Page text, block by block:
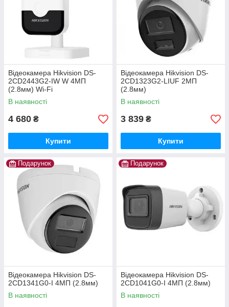
Відеокамера Hikvision DS-
2CD2443G2-IW W 4МП
(2.8мм) Wi-Fi
В наявності
4 680 ₴
Купити
Відеокамера Hikvision DS-
2CD1323G2-LIUF 2МП
(2.8мм)
В наявності
3 839 ₴
Купити
Подарунок
Відеокамера Hikvision DS-
2CD1341G0-I 4МП (2.8мм)
В наявності
Подарунок
Відеокамера Hikvision DS-
2CD1041G0-I 4МП (2.8мм)
В наявності